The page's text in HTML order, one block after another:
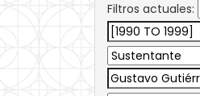
Filtros actuales: